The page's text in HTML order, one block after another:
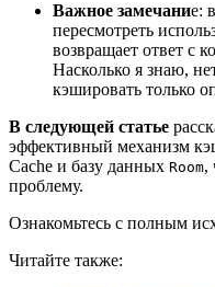
Важное замечание:
пересмотреть
возвращает ответ с
Насколько я знаю,
кэшировать только
В следующей статье
эффективный механизм
Cache и базу данных Room,
проблему.
Ознакомьтесь с полным
Читайте также: